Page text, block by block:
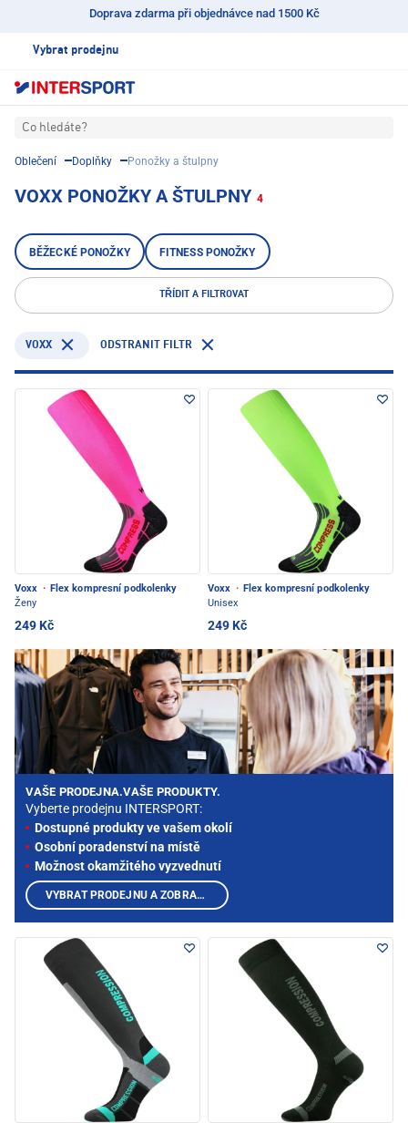
Doprava zdarma při objednávce nad 1500 Kč
Vybrat prodejnu
Co hledáte?
Oblečení Doplňky Ponožky a štulpny
VOXX PONOŽKY A ŠTULPNY 4
BĚŽECKÉ PONOŽKY FITNESS PONOŽKY
TŘÍDIT A FILTROVAT
VOXX ODSTRANIT FILTR
Voxx · Flex kompresní podkolenky
Ženy
249 Kč
Voxx · Flex kompresní podkolenky
Unisex
249 Kč
VAŠE PRODEJNA.VAŠE PRODUKTY.
Vyberte prodejnu INTERSPORT:
Dostupné produkty ve vašem okolí
Osobní poradenství na místě
Možnost okamžitého vyzvednutí
VYBRAT PRODEJNU A ZOBRAZIT PRODUKTY